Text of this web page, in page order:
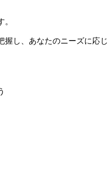
握し、あなたのニーズに応じ